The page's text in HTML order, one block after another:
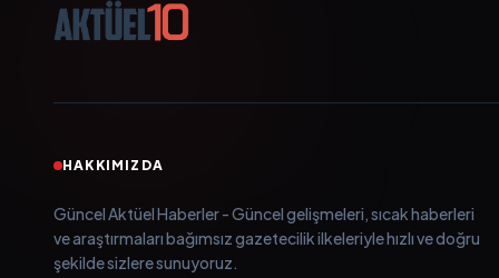
HAKKIMIZDA
Güncel Aktüel Haberler - Güncel gelişmeleri, sıcak haberleri
ve araştırmaları bağımsız gazetecilik ilkeleriyle hızlı ve doğru
şekilde sizlere sunuyoruz.